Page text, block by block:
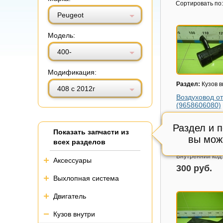
Peugeot
Модель:
400-
Модификация:
408 с 2012г
Раздел и
вы
Показать запчасти из
всех разделов
Аксессуары
Выхлопная система
Двигатель
Кузов внутри
Сортировать по:
Раздел: Кузов
Воздуховод
(9658606080)
с 2012г
Артикул:
Внутренний
300 руб.